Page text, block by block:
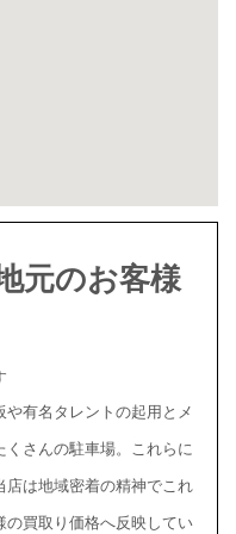
元のお客様
有名タレントの起用とメ
さんの駐車場。これらに
店は地域密着の精神でこれ
の買取り価格へ反映してい